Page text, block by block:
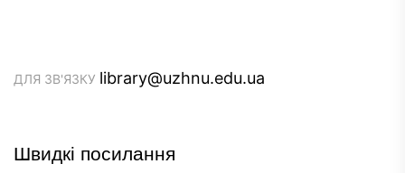
ДЛЯ ЗВ'ЯЗКУ library@uzhnu.edu.ua
Швидкі посилання